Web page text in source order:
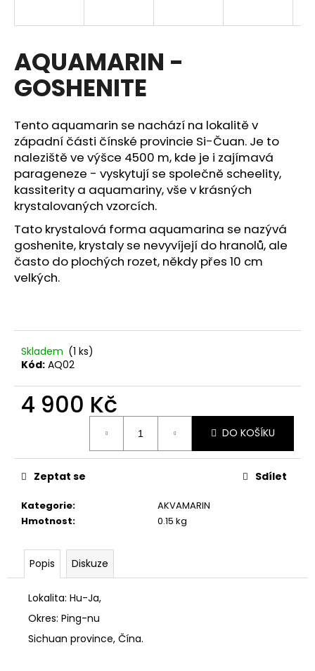
AQUAMARIN -
GOSHENITE
Tento aquamarin se nachází na lokalitě v
západní části čínské provincie Si-Čuan. Je to
naleziště ve výšce 4500 m, kde je i zajímavá
parageneze - vyskytují se společně scheelity,
kassiterity a aquamariny, vše v krásných
krystalovaných vzorcích.
Tato krystalová forma aquamarina se nazývá
goshenite, krystaly se nevyvíjejí do hranolů, ale
často do plochých rozet, někdy přes 10 cm
velkých.
Skladem (1 ks)
Kód: AQ02
4 900 Kč
DO KOŠÍKU
Kategorie:
AKVAMARIN
Hmotnost: 0.15 kg
Zeptat se Sdílet
Popis Diskuze
Lokalita: Hu-Ja,
Okres: Ping-nu
Sichuan province, Čína.
í
t
?
HLEDAT
D
o
p
o
r
u
e
Kč